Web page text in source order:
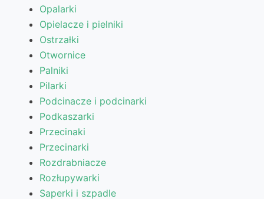
Opalarki
Opielacze i pielniki
Ostrzałki
Otwornice
Palniki
Pilarki
Podcinacze i podcinarki
Podkaszarki
Przecinaki
Przecinarki
Rozdrabniacze
Rozłupywarki
Saperki i szpadle